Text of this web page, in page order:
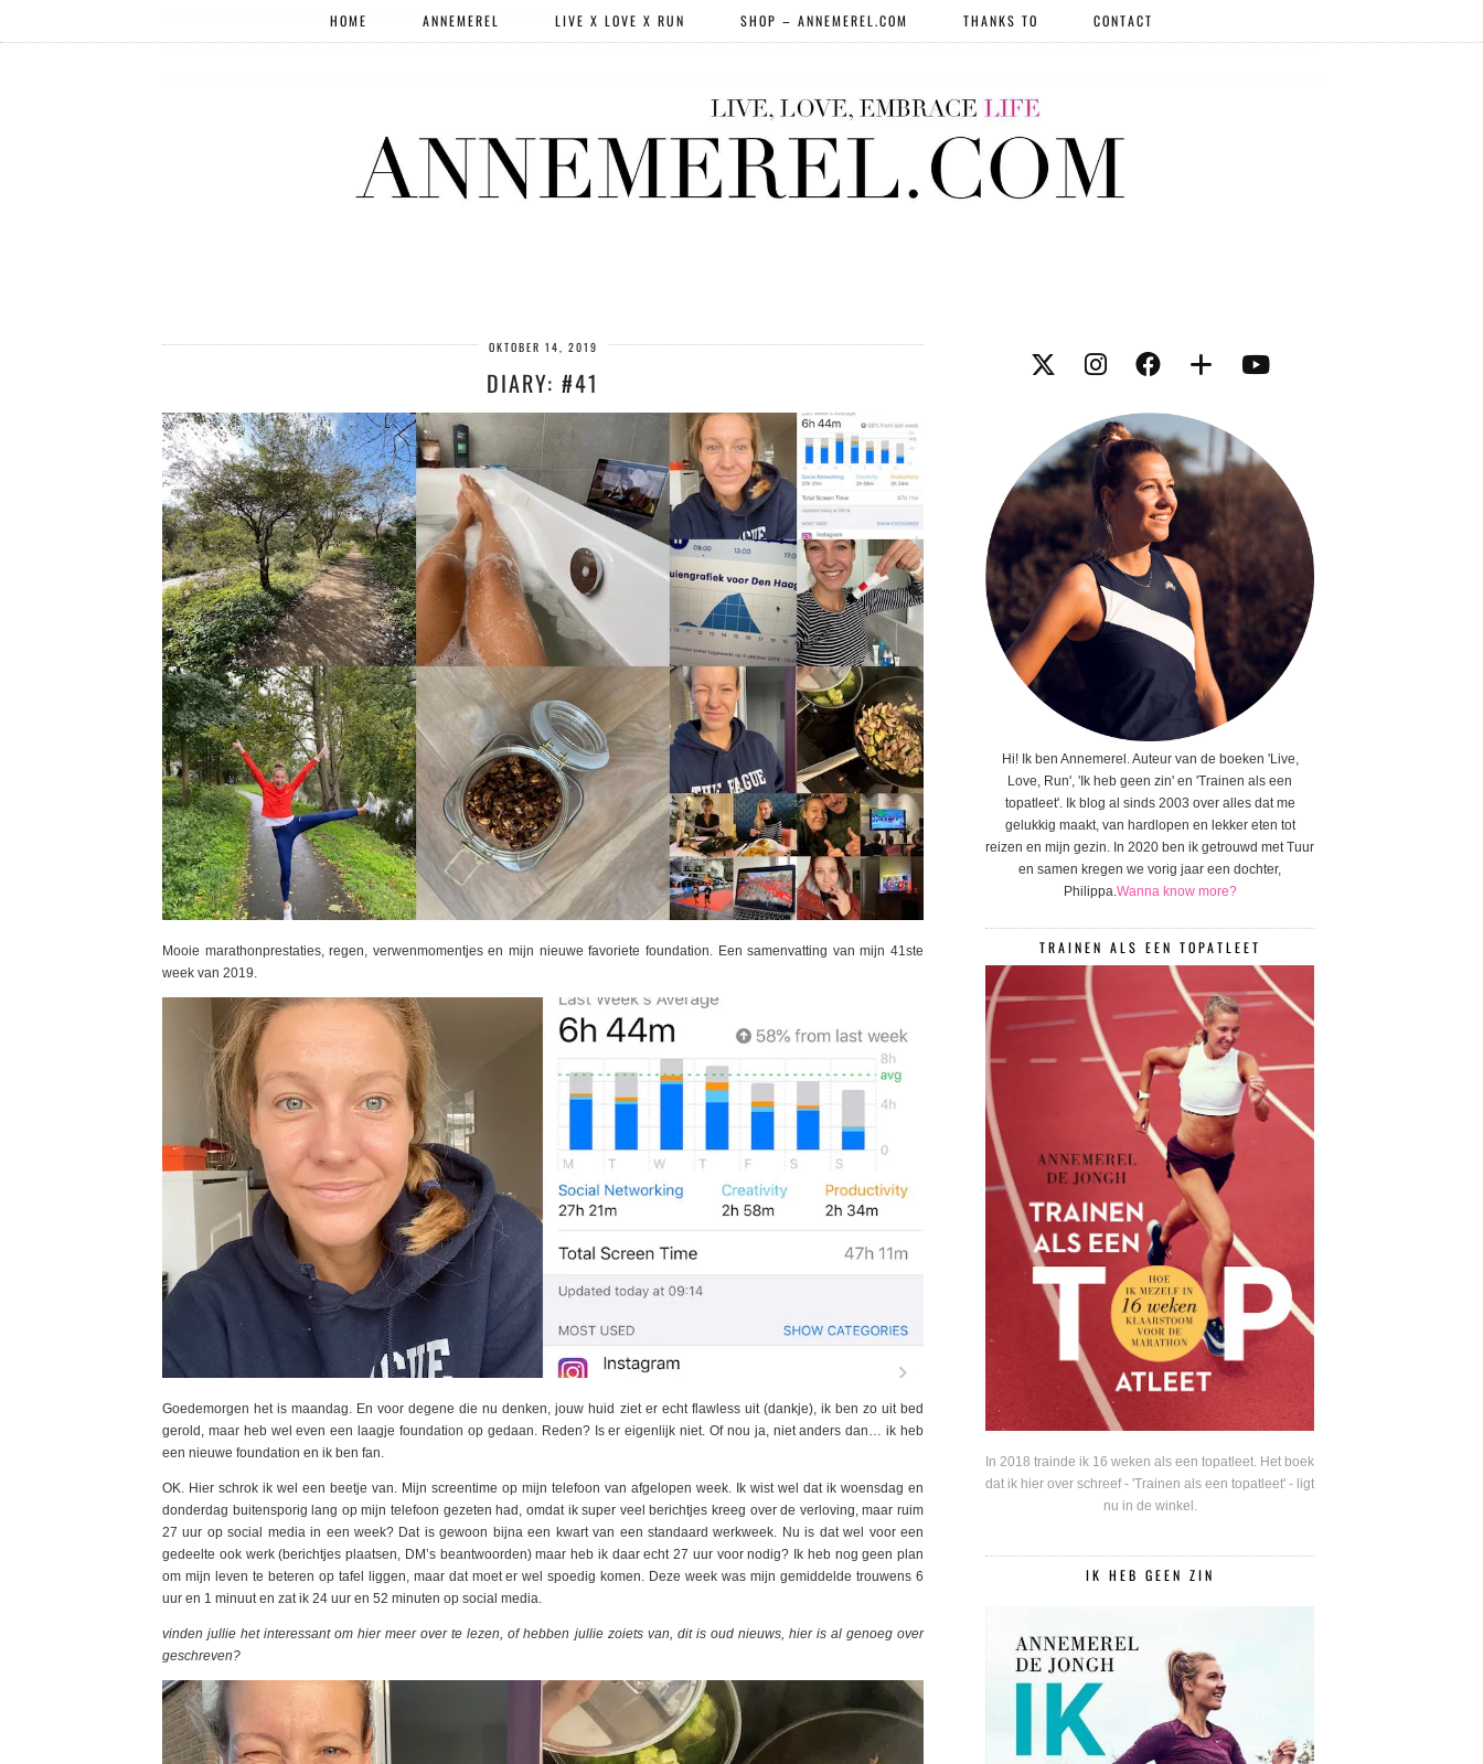
HOME ANNEMEREL LIVE X LOVE X RUN SHOP – ANNEMEREL.COM THANKS TO CONTACT
OKTOBER 14, 2019
DIARY: #41
Mooie marathonprestaties, regen, verwenmomentjes en mijn nieuwe favoriete foundation. Een samenvatting van mijn 41ste
week van 2019.
Goedemorgen het is maandag. En voor degene die nu denken, jouw huid ziet er echt flawless uit (dankje), ik ben zo uit bed
gerold, maar heb wel even een laagje foundation op gedaan. Reden? Is er eigenlijk niet. Of nou ja, niet anders dan… ik heb
een nieuwe foundation en ik ben fan.
OK. Hier schrok ik wel een beetje van. Mijn screentime op mijn telefoon van afgelopen week. Ik wist wel dat ik woensdag en
donderdag buitensporig lang op mijn telefoon gezeten had, omdat ik super veel berichtjes kreeg over de verloving, maar ruim
27 uur op social media in een week? Dat is gewoon bijna een kwart van een standaard werkweek. Nu is dat wel voor een
gedeelte ook werk (berichtjes plaatsen, DM’s beantwoorden) maar heb ik daar echt 27 uur voor nodig? Ik heb nog geen plan
om mijn leven te beteren op tafel liggen, maar dat moet er wel spoedig komen. Deze week was mijn gemiddelde trouwens 6
uur en 1 minuut en zat ik 24 uur en 52 minuten op social media.
vinden jullie het interessant om hier meer over te lezen, of hebben jullie zoiets van, dit is oud nieuws, hier is al genoeg over
geschreven?
Hi! Ik ben Annemerel. Auteur van de boeken 'Live,
Love, Run', 'Ik heb geen zin' en 'Trainen als een
topatleet'. Ik blog al sinds 2003 over alles dat me
gelukkig maakt, van hardlopen en lekker eten tot
reizen en mijn gezin. In 2020 ben ik getrouwd met Tuur
en samen kregen we vorig jaar een dochter,
Philippa.Wanna know more?
TRAINEN ALS EEN TOPATLEET
In 2018 trainde ik 16 weken als een topatleet. Het boek
dat ik hier over schreef - 'Trainen als een topatleet' - ligt
nu in de winkel.
IK HEB GEEN ZIN